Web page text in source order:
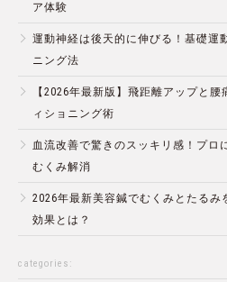
ア体験
運動神経は後天的に伸びる！基礎運
ニング法
【2026年最新版】飛距離アップと
ィショニング術
血流改善で驚きのスッキリ感！プロ
むくみ解消
2026年最新美容鍼でむくみとたる
効果とは？
categories: